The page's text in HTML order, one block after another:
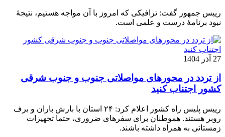
رییس جمهور گفت: ترافیکی که امروز با آن مواجه هستیم، نتیجۀ
نبود برنامۀ درست و علمی است.
27 آذر 1404
از تردد در محورهای مواصلاتی جنوب و جنوب شرقی
کشور اجتناب کنید
رییس پلیس راه کشور اعلام کرد: ۲۴ استان با بارش باران و برف
روبر هستند. هموطنان برای سفرهای ضروری، حتما تجهیزات
زمستانی به همراه داشته باشند.